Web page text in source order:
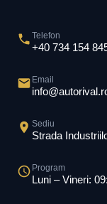
Telefon
+40 734 154
Email
Sediu
Strada
Program
Luni – Vineri: